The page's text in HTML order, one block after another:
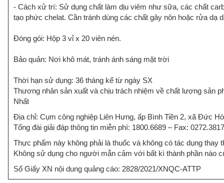
- Cách xử trí: Sử dụng chất làm dịu viêm như sữa, các chất
tạo phức chelat. Cần tránh dùng các chất gây nôn hoặc rửa dạ
Đóng gói: Hộp 3 vỉ x 20 viên nén.
Bảo quản: Nơi khô mát, tránh ánh sáng mặt trời
Thời hạn sử dụng: 36 tháng kể từ ngày SX
Thương nhân sản xuất và chịu trách nhiệm về chất lượng sản
Nhất
Địa chỉ: Cụm công nghiệp Liên Hưng, ấp Bình Tiền 2, xã Đức
Tổng đài giải đáp thông tin miễn phí: 1800.6689 – Fax:
Thực phẩm này không phải là thuốc và không có tác dụng thay
Không sử dụng cho người mẫn cảm với bất kì thành phần nào
Số Giấy XN nội dung quảng cáo: 2828/2021/XNQC-ATTP